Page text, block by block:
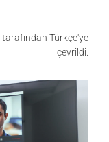
tarafından Türkçe'ye
çevrildi.